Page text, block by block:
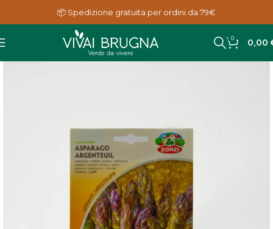
📦 Spedizione gratuita per ordini da 79€
0 0,00